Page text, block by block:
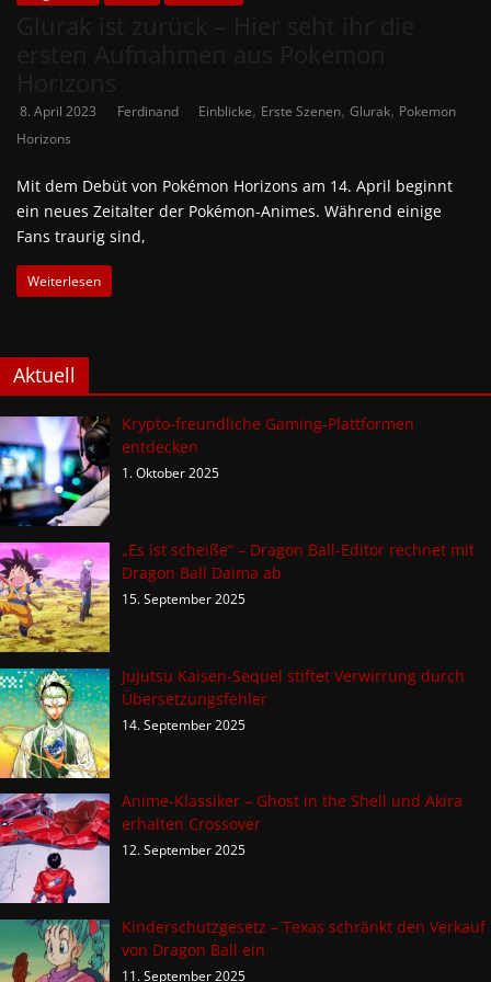
8. April 2023 Ferdinand Einblicke, Erste Szenen, Glurak, Pokemon
Horizons
Mit dem Debüt von Pokémon Horizons am 14. April beginnt
ein neues Zeitalter der Pokémon-Animes. Während einige
Fans traurig sind,
Weiterlesen
Aktuell
Krypto-freundliche Gaming-Plattformen
entdecken
1. Oktober 2025
„Es ist scheiße“ – Dragon Ball-Editor rechnet mit
Dragon Ball Daima ab
15. September 2025
Jujutsu Kaisen-Sequel stiftet Verwirrung durch
Übersetzungsfehler
14. September 2025
Anime-Klassiker – Ghost in the Shell und Akira
erhalten Crossover
12. September 2025
Kinderschutzgesetz – Texas schränkt den Verkauf
von Dragon Ball ein
11. September 2025